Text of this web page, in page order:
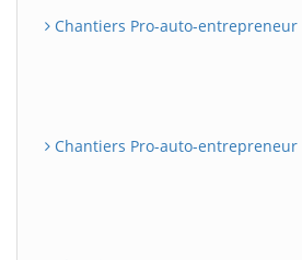
Chantiers Pro-auto-entrepreneur
Chantiers Pro-auto-entrepreneur